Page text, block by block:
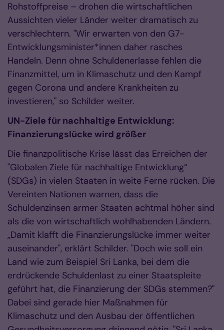
Rohstoffpreise – drohen die wirtschaftlichen
Aussichten vieler Länder weiter dramatisch zu
verschlechtern. "Wir erwarten von den G7-
Entwicklungsminister*innen daher rasches
Handeln. Denn ohne Schuldenerlasse fehlen die
Finanzmittel, um in Klimaschutz und den Kampf
gegen Corona und andere Krankheiten zu
investieren," so Schilder weiter.
UN-Ziele für nachhaltige Entwicklung:
Finanzierungslücke wird größer
Die finanzpolitische Krise lässt das Erreichen der
"Globalen Ziele für nachhaltige Entwicklung“
(SDGs) in vielen Staaten in weite Ferne rücken. Die
Vereinten Nationen warnen, dass die
Schuldenzinsen armer Staaten achtmal höher sind
als die von wirtschaftlich wohlhabenden Ländern.
„Damit klafft die Finanzierungslücke immer weiter
auseinander", erklärt Schilder. "Doch wie soll ein
Land wie zum Beispiel Sri Lanka, bei dem die
erdrückende Schuldenlast zu einer Staatspleite
geführt hat, die Finanzierung der SDGs stemmen?"
Dabei sind gerade hier Maßnahmen für
Klimaschutz und den Ausbau der öffentlichen